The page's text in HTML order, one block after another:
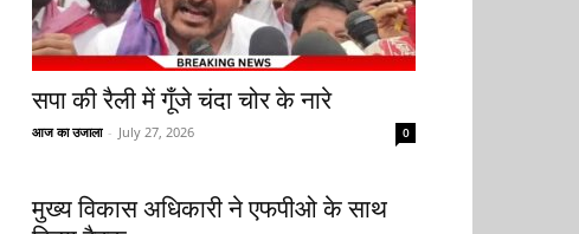
सपा की रैली में गूँजे चंदा चोर के नारे
आज का उजाला - July 27, 2026 0
मुख्य विकास अधिकारी ने एफपीओ के साथ